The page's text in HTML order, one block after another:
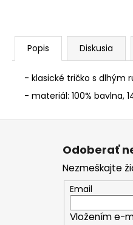
Popis Diskusia
- klasické tričko s dlhým
- materiál: 100% bavlna,
Z
Odoberať
Nezmeškajte
Email
Vložením e-